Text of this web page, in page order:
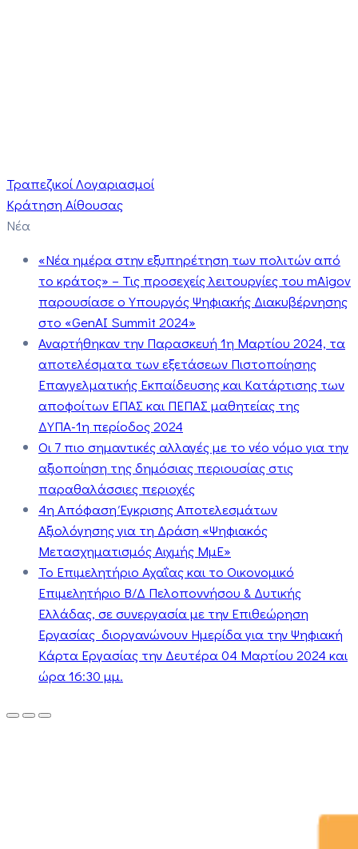
Τραπεζικοί Λογαριασμοί
Κράτηση Αίθουσας
Νέα
«Νέα ημέρα στην εξυπηρέτηση των πολιτών από
το κράτος» – Τις προσεχείς λειτουργίες του mAigov
παρουσίασε ο Υπουργός Ψηφιακής Διακυβέρνησης
στο «GenAI Summit 2024»
Αναρτήθηκαν την Παρασκευή 1η Μαρτίου 2024, τα
αποτελέσματα των εξετάσεων Πιστοποίησης
Επαγγελματικής Εκπαίδευσης και Κατάρτισης των
αποφοίτων ΕΠΑΣ και ΠΕΠΑΣ μαθητείας της
ΔΥΠΑ-1η περίοδος 2024
Οι 7 πιο σημαντικές αλλαγές με το νέο νόμο για την
αξιοποίηση της δημόσιας περιουσίας στις
παραθαλάσσιες περιοχές
4η Απόφαση Έγκρισης Αποτελεσμάτων
Αξιολόγησης για τη Δράση «Ψηφιακός
Μετασχηματισμός Αιχμής ΜμΕ»
Το Επιμελητήριο Αχαΐας και το Οικονομικό
Επιμελητήριο Β/Δ Πελοποννήσου & Δυτικής
Ελλάδας, σε συνεργασία με την Επιθεώρηση
Εργασίας διοργανώνουν Ημερίδα για την Ψηφιακή
Κάρτα Εργασίας την Δευτέρα 04 Μαρτίου 2024 και
ώρα 16:30 μμ.